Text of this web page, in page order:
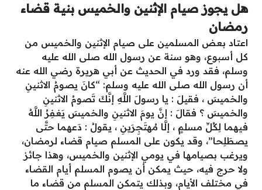
هل يجوز صيام الإثنين والخميس بنية قضاء
رمضان
اعتاد بعض المسلمين على صيام الإثنين والخميس من
كل أسبوع، وهو سنة عن رسول الله صلى الله عليه
وسلم، فقد ورد في الحديث عن أبي هريرة رضي الله عنه
أن رسول الله صلى الله عليه وسلم: “كانَ يصومُ الاثنينِ
والخميسَ ، فقيلَ : يا رسولَ اللَّهِ إنَّكَ تَصومُ الاثنينِ
والخميسَ ؟ فقالَ : إنَّ يومَ الاثنينِ والخميسَ يَغفِرُ اللَّهُ
فيهما لِكُلِّ مسلمٍ ، إلَّا مُهتَجِرَينِ ، يقولُ : دَعهما حتَّى
يصطَلِحا”، وقد يكون على المسلم صيام قضاء لرمضان،
ويرغب بصيامها في يومي الإثنين والخميس، وهذا جائز
ولا حرج فيه، حيث يمكن أن يصوم المسلم أيام القضاء
في مختلف الأيام، وبذلك يتمكن المسلم من قضاء ما